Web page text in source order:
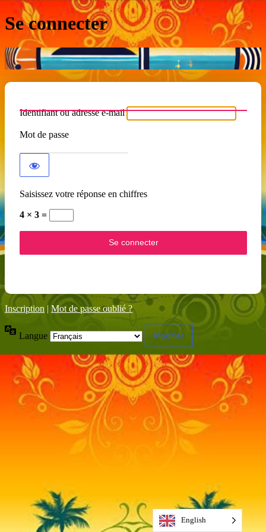
Se connecter
Identifiant ou adresse e-mail
Mot de passe
Saisissez votre réponse en chiffres
4 × 3 =
Inscription | Mot de passe oublié ?
Langue
English